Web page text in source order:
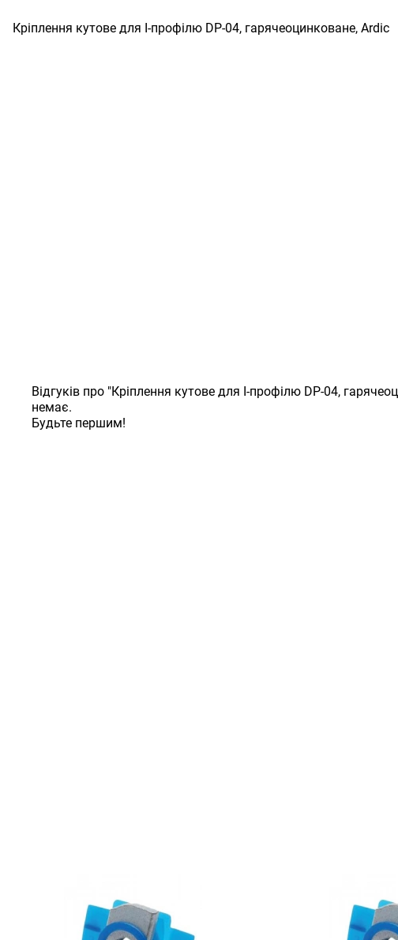
Кріплення кутове для I-профілю DP-04, гарячеоцинковане, Ardic
Відгуків про "Кріплення кутове для I-профілю DP-04,
немає.
Будьте першим!